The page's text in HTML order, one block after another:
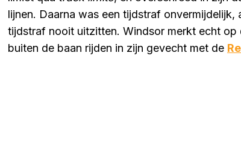
lijnen. Daarna was een tijdstraf
tijdstraf nooit uitzitten. Windsor merkt echt
buiten de baan rijden in zijn gevecht met de